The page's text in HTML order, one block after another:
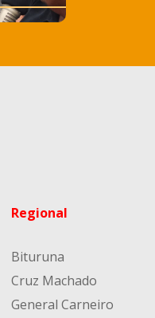
Regional
Bituruna
Cruz Machado
General Carneiro